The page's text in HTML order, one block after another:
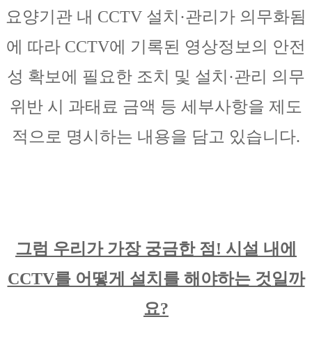
요양기관 내 CCTV 설치·관리가 의무화됨
에 따라 CCTV에 기록된 영상정보의 안전
성 확보에 필요한 조치 및 설치·관리 의무
위반 시 과태료 금액 등 세부사항을 제도
적으로 명시하는 내용을 담고 있습니다.
그럼 우리가 가장 궁금한 점! 시설 내에
CCTV를 어떻게 설치를 해야하는 것일까
요?